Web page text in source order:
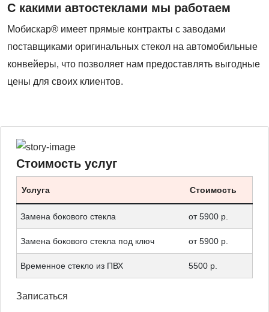
С какими автостеклами мы работаем
Мобискар® имеет прямые контракты с заводами
поставщиками оригинальных стекол на автомобильные
конвейеры, что позволяет нам предоставлять выгодные
цены для своих клиентов.
Стоимость услуг
Услуга Стоимость
Замена бокового стекла от 5900 р.
Замена бокового стекла под ключ от 5900 р.
Временное стекло из ПВХ 5500 р.
Записаться